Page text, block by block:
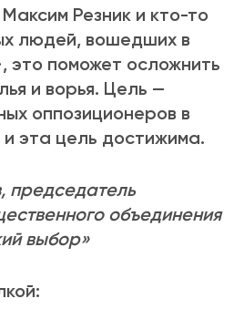
Резник и кто-то
людей, вошедших в
это поможет осложнить
и ворья. Цель —
оппозиционеров в
эта цель достижима.
председатель
объединения
выбор»